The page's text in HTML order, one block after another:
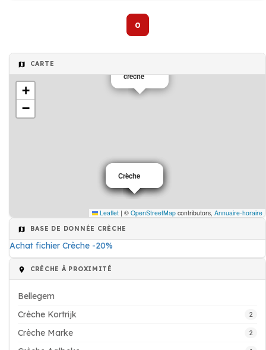
0
CARTE
crèche
Crèche
Crèche
Crèche
+
−
Leaflet | © OpenStreetMap contributors, Annuaire-horaire
BASE DE DONNÉE CRÈCHE
Achat fichier Crèche -20%
CRÈCHE À PROXIMITÉ
Bellegem
Crèche Kortrijk
2
Crèche Marke 2